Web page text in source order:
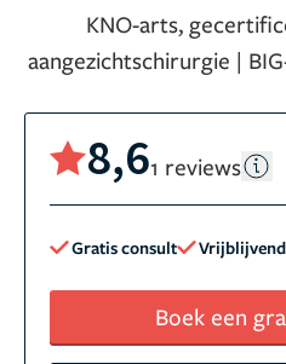
KNO-arts,
aangezichtschirurgie |
8,61 reviews
Gratis consult
Boek een